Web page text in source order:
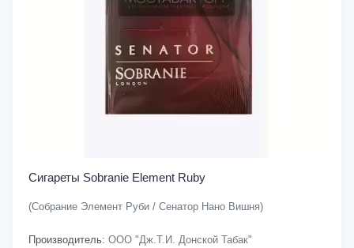
Сигареты Sobranie Element Ruby
(Собрание Элемент Руби / Сенатор Нано Вишня)
Производитель: ООО "Дж.Т.И. Донской Табак"